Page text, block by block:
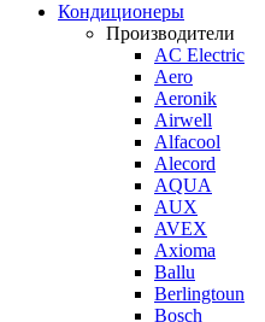
Кондиционеры
Производители
AC Electric
Aero
Aeronik
Airwell
Alfacool
Alecord
AQUA
AUX
AVEX
Axioma
Ballu
Berlingtoun
Bosch